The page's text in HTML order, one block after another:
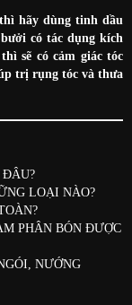
hãy dùng tinh dầu
có tác dụng kích
sẽ có cảm giác tóc
trị rụng tóc và thưa
ĐÂU?
LOẠI NÀO?
PHÂN BÓN ĐƯỢC
NƯỚNG